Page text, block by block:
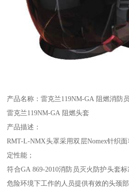
产品名称：雷克兰119NM-GA 阻燃消防
雷克兰119NM-GA 阻燃头套
产品描述：
RMT-L-NMX头罩采用双层Nomex针织
定性能；
符合GA 869-2010消防员灭火防护头套
危险环境下工作的人员提供有效的头颈部